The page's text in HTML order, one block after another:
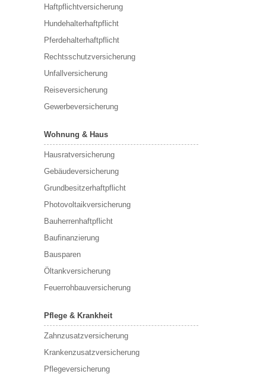
Haftpflichtversicherung
Hundehalterhaftpflicht
Pferdehalterhaftpflicht
Rechtsschutzversicherung
Unfallversicherung
Reiseversicherung
Gewerbeversicherung
Wohnung & Haus
Hausratversicherung
Gebäudeversicherung
Grundbesitzerhaftpflicht
Photovoltaikversicherung
Bauherrenhaftpflicht
Baufinanzierung
Bausparen
Öltankversicherung
Feuerrohbauversicherung
Pflege & Krankheit
Zahnzusatzversicherung
Krankenzusatzversicherung
Pflegeversicherung